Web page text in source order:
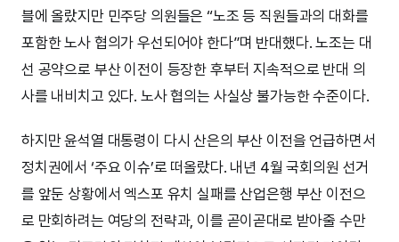
블에 올랐지만 민주당 의원들은 “노조 등 직원들과의 대화를
포함한 노사 협의가 우선되어야 한다”며 반대했다. 노조는 대
선 공약으로 부산 이전이 등장한 후부터 지속적으로 반대 의
사를 내비치고 있다. 노사 협의는 사실상 불가능한 수준이다.
하지만 윤석열 대통령이 다시 산은의 부산 이전을 언급하면서
정치권에서 ‘주요 이슈’로 떠올랐다. 내년 4월 국회의원 선거
를 앞둔 상황에서 엑스포 유치 실패를 산업은행 부산 이전으
로 만회하려는 여당의 전략과, 이를 곧이곧대로 받아줄 수만